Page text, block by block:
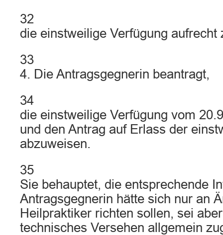
32
die einstweilige Verfügung aufrecht
33
4. Die Antragsgegnerin beantragt,
34
die einstweilige Verfügung vom
und den Antrag auf Erlass der
abzuweisen.
35
Sie behauptet, die entsprechende
Antragsgegnerin hätte sich nur an
Heilpraktiker richten sollen, sei
technisches Versehen allgemein